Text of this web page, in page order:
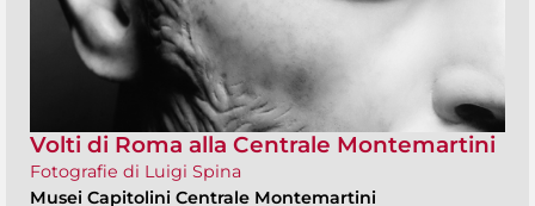
Volti di Roma alla Centrale Montemartini
Fotografie di Luigi Spina
Musei Capitolini Centrale Montemartini